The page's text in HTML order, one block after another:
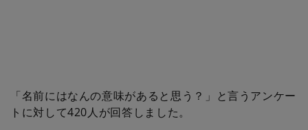
「名前にはなんの意味があると思う？」と言うアンケー
トに対して420人が回答しました。